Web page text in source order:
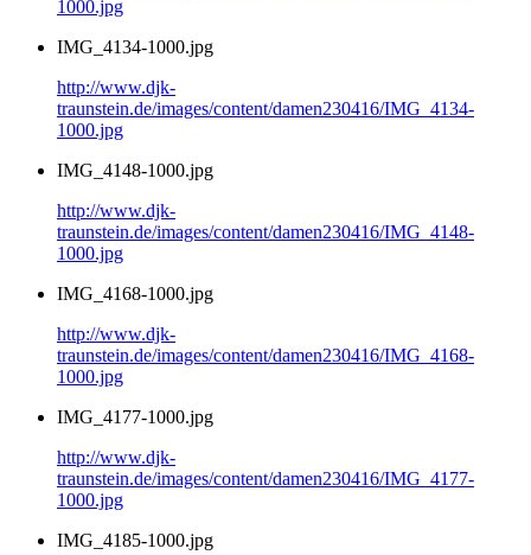
1000.jpg
IMG_4134-1000.jpg
http://www.djk-
traunstein.de/images/content/damen230416/IMG_4134-
1000.jpg
IMG_4148-1000.jpg
http://www.djk-
traunstein.de/images/content/damen230416/IMG_4148-
1000.jpg
IMG_4168-1000.jpg
http://www.djk-
traunstein.de/images/content/damen230416/IMG_4168-
1000.jpg
IMG_4177-1000.jpg
http://www.djk-
traunstein.de/images/content/damen230416/IMG_4177-
1000.jpg
IMG_4185-1000.jpg